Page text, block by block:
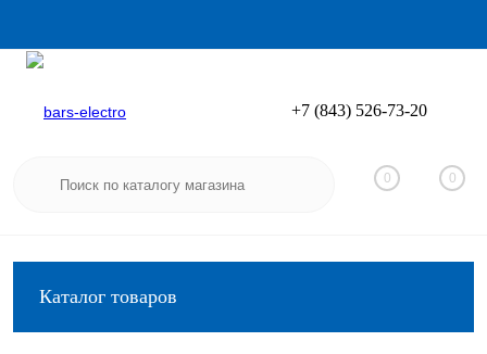
Вход
+7 (843) 526-73-20
0 0
Каталог товаров